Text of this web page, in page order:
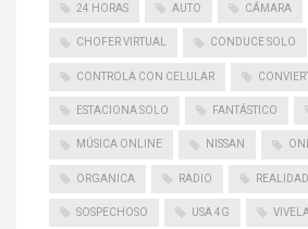
24 HORAS AUTO CÁMARA
CHOFER VIRTUAL CONDUCE SOLO
CONTROLA CON CELULAR
ESTACIONA SOLO FANTÁSTICO
MÚSICA ONLINE NISSAN
ORGANICA RADIO REALIDAD
SOSPECHOSO USA 4G